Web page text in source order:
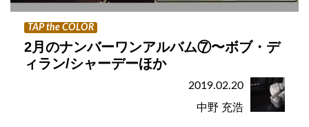
TAP the COLOR
2月のナンバーワンアルバム⑦〜ボブ・デ
ィラン/シャーデーほか
2019.02.20
中野 充浩